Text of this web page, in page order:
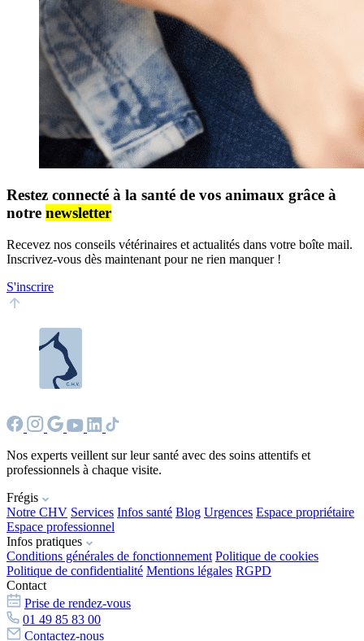
Restez connecté à la santé de vos animaux grâce à
notre newsletter
Recevez nos conseils vétérinaires et actualités dans votre boîte mail.
Inscrivez-vous dès maintenant pour ne rien manquer !
S'inscrire
Nos experts veillent sur leur santé avec des soins attentifs et
professionnels à chaque visite.
Frégis
Notre CHV Services Infos santé Blog Urgences Espace propriétaire
Espace professionnel
Infos pratiques
Conditions générales de fonctionnement Politique de cookies
Politique de confidentialité Mentions légales RGPD
Contact
Prise de rendez-vous
01 49 85 83 00
Contactez-nous